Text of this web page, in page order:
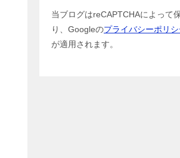
当ブログはreCAPTCHAによって
り、Googleのプライバシーポリシ
が適用されます。